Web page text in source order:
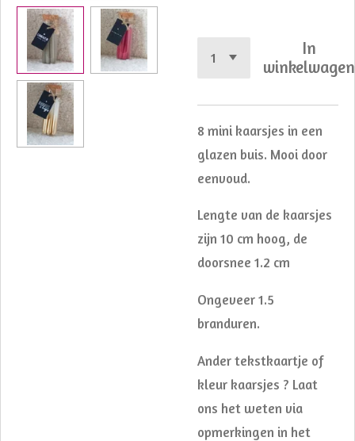
In
winkelwagen
8 mini kaarsjes in een
glazen buis. Mooi door
eenvoud.
Lengte van de kaarsjes
zijn 10 cm hoog, de
doorsnee 1.2 cm
Ongeveer 1.5
branduren.
Ander tekstkaartje of
kleur kaarsjes ? Laat
ons het weten via
opmerkingen in het